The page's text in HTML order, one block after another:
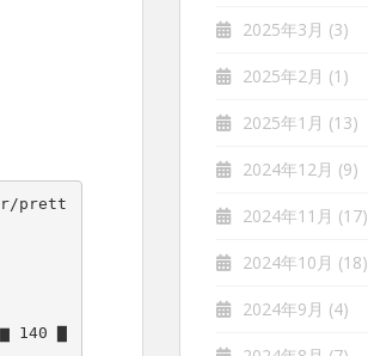
prett
140 ▇
2025年3月 (3)
2025年2月 (1)
2025年1月 (13)
2024年12月 (9)
2024年11月 (17)
2024年10月 (18)
2024年9月 (4)